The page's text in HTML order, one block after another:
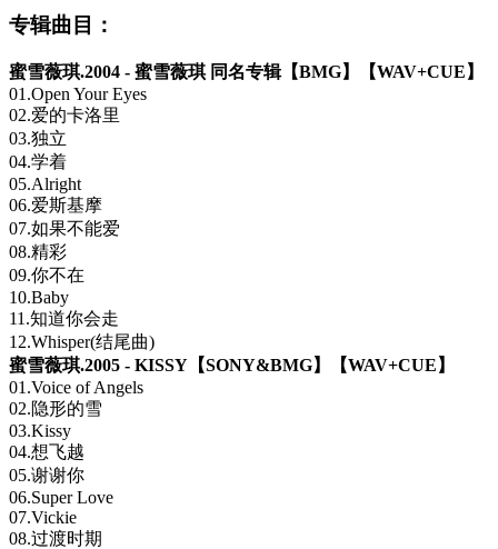
专辑曲目：
蜜雪薇琪.2004 - 蜜雪薇琪 同名专辑【BMG】【WAV+CUE】
01.Open Your Eyes
02.爱的卡洛里
03.独立
04.学着
05.Alright
06.爱斯基摩
07.如果不能爱
08.精彩
09.你不在
10.Baby
11.知道你会走
12.Whisper(结尾曲)
蜜雪薇琪.2005 - KISSY【SONY&BMG】【WAV+CUE】
01.Voice of Angels
02.隐形的雪
03.Kissy
04.想飞越
05.谢谢你
06.Super Love
07.Vickie
08.过渡时期